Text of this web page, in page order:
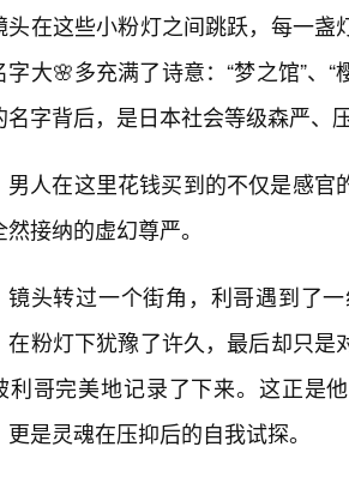
头在这些小粉灯之间跳跃，每一
字大🌸多充满了诗意：“梦之馆”、
名字背后，是日本社会等级森严、
男人在这里花钱买到的不仅是感
接纳的虚幻尊严。
镜头转过一个街角，利哥遇到了
在粉灯下犹豫了许久，最后却只
利哥完美地记录了下来。这正是
更是灵魂在压抑后的自我试探。